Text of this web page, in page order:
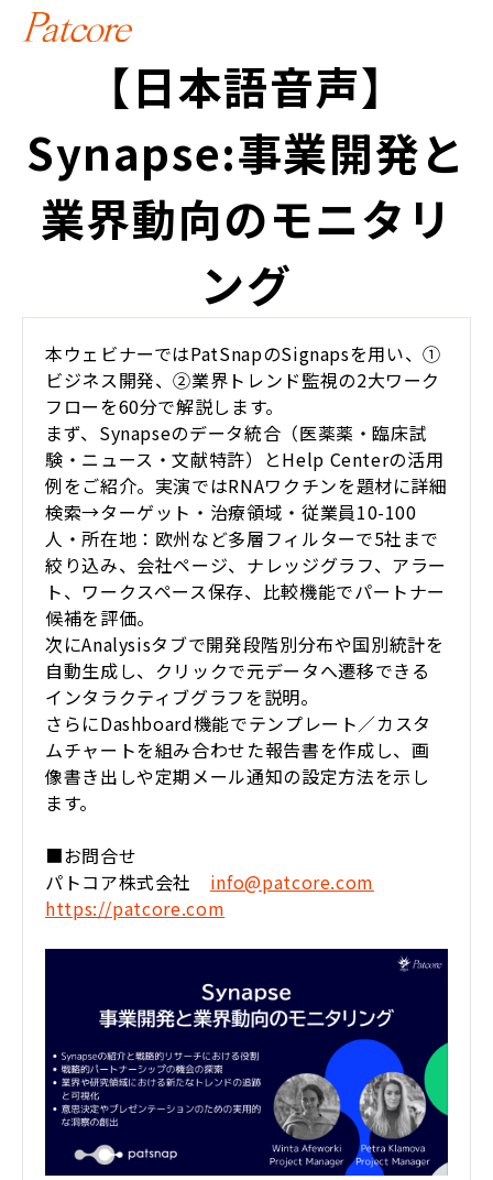
【日本語音声】
Synapse:事業開発と
業界動向のモニタリ
ング
本ウェビナーではPatSnapのSignapsを用い、①
ビジネス開発、②業界トレンド監視の2大ワーク
フローを60分で解説します。
まず、Synapseのデータ統合（医薬薬・臨床試
験・ニュース・文献特許）とHelp Centerの活用
例をご紹介。実演ではRNAワクチンを題材に詳細
検索→ターゲット・治療領域・従業員10-100
人・所在地：欧州など多層フィルターで5社まで
絞り込み、会社ページ、ナレッジグラフ、アラー
ト、ワークスペース保存、比較機能でパートナー
候補を評価。
次にAnalysisタブで開発段階別分布や国別統計を
自動生成し、クリックで元データへ遷移できる
インタラクティブグラフを説明。
さらにDashboard機能でテンプレート／カスタ
ムチャートを組み合わせた報告書を作成し、画
像書き出しや定期メール通知の設定方法を示し
ます。
■お問合せ
パトコア株式会社 info@patcore.com
https://patcore.com